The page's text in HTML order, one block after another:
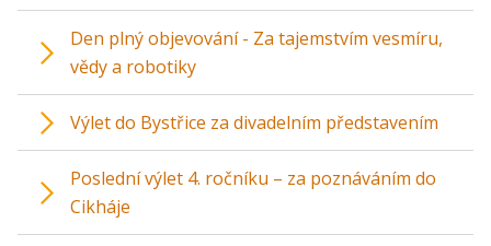
Den plný objevování - Za tajemstvím vesmíru,
vědy a robotiky
Výlet do Bystřice za divadelním představením
Poslední výlet 4. ročníku – za poznáváním do
Cikháje